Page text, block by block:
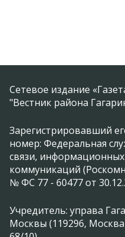
Сетевое издание
"Вестник района
Зарегистрировавший
номер: Федеральная
связи,
коммуникаций
№ ФС 77 - 60477 от
Учредитель: управа
Москвы (119296,